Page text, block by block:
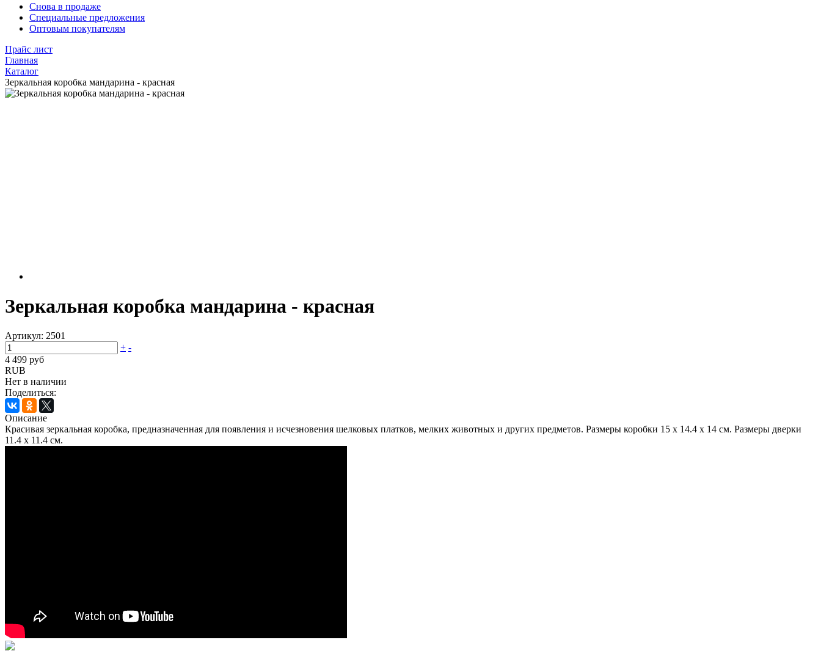
Снова в продаже
Специальные предложения
Оптовым покупателям
Прайс лист
Главная
Каталог
Зеркальная коробка мандарина - красная
Зеркальная коробка мандарина - красная
Артикул: 2501
+ -
4 499 руб
RUB
Нет в наличии
Поделиться:
Описание
Красивая зеркальная коробка, предназначенная для появления и исчезновения шелковых платков, мелких животных и других предметов. Размеры коробки 15 x 14.4 x 14 см. Размеры дверки
11.4 x 11.4 см.